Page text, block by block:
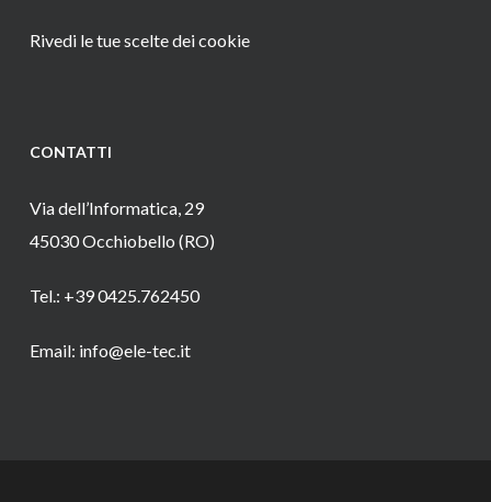
Rivedi le tue scelte dei cookie
CONTATTI
Via dell’Informatica, 29
45030 Occhiobello (RO)
Tel.: +39 0425.762450
Email: info@ele-tec.it